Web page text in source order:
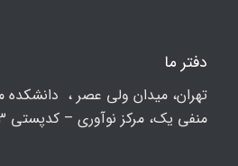
دفتر ما
تهران، ميدان ولي عصر ، دانشکده
منفی یک، مرکز نوآوری – کدپستی 1591630043